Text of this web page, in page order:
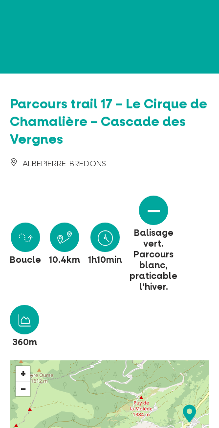
INCONTOURNABLES
AGENDA
Parcours trail 17 – Le Cirque de
Chamalière – Cascade des
Vergnes
ALBEPIERRE-BREDONS
Boucle 10.4km 1h10min
Balisage
vert.
Parcours
blanc,
praticable
l’hiver.
360m
+
−